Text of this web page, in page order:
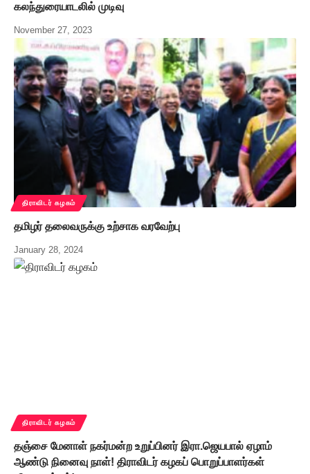
கலந்துரையாடலில் முடிவு
November 27, 2023
திராவிடர் கழகம்
தமிழர் தலைவருக்கு உற்சாக வரவேற்பு
January 28, 2024
திராவிடர் கழகம்
தஞ்சை மேனாள் நகர்மன்ற உறுப்பினர் இரா.ஜெயபால் ஏழாம்
ஆண்டு நினைவு நாள்! திராவிடர் கழகப் பொறுப்பாளர்கள்